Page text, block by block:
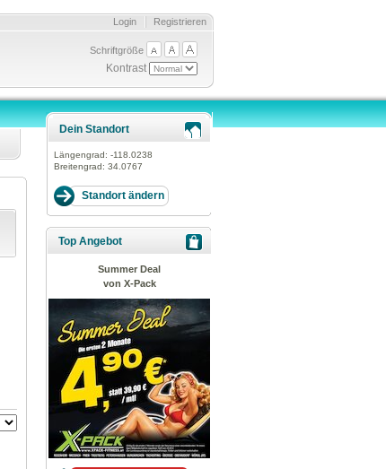
Registrieren
Login
Schriftgröße
Kontrast
Dein Standort
Längengrad: -118.0238
Breitengrad: 34.0767
Top Angebot
Summer Deal
von X-Pack